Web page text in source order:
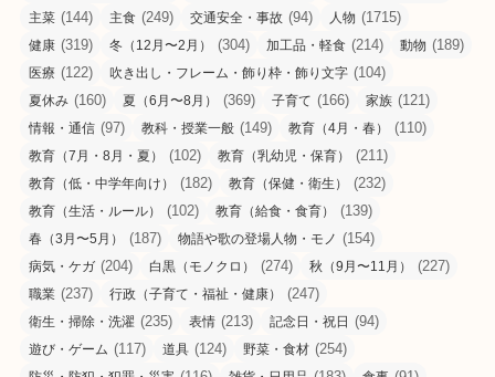
主菜 (144) 主食 (249) 交通安全・事故 (94) 人物 (1715)
健康 (319) 冬（12月〜2月） (304) 加工品・軽食 (214) 動物 (189)
医療 (122) 吹き出し・フレーム・飾り枠・飾り文字 (104)
夏休み (160) 夏（6月〜8月） (369) 子育て (166) 家族 (121)
情報・通信 (97) 教科・授業一般 (149) 教育（4月・春） (110)
教育（7月・8月・夏） (102) 教育（乳幼児・保育） (211)
教育（低・中学年向け） (182) 教育（保健・衛生） (232)
教育（生活・ルール） (102) 教育（給食・食育） (139)
春（3月〜5月） (187) 物語や歌の登場人物・モノ (154)
病気・ケガ (204) 白黒（モノクロ） (274) 秋（9月〜11月） (227)
職業 (237) 行政（子育て・福祉・健康） (247)
衛生・掃除・洗濯 (235) 表情 (213) 記念日・祝日 (94)
遊び・ゲーム (117) 道具 (124) 野菜・食材 (254)